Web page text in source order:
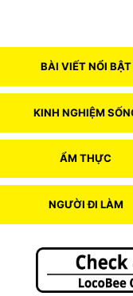
BÀI VIẾT NỔI BẬT
KINH NGHIỆM
ẨM THỰC
NGƯỜI ĐI LÀM